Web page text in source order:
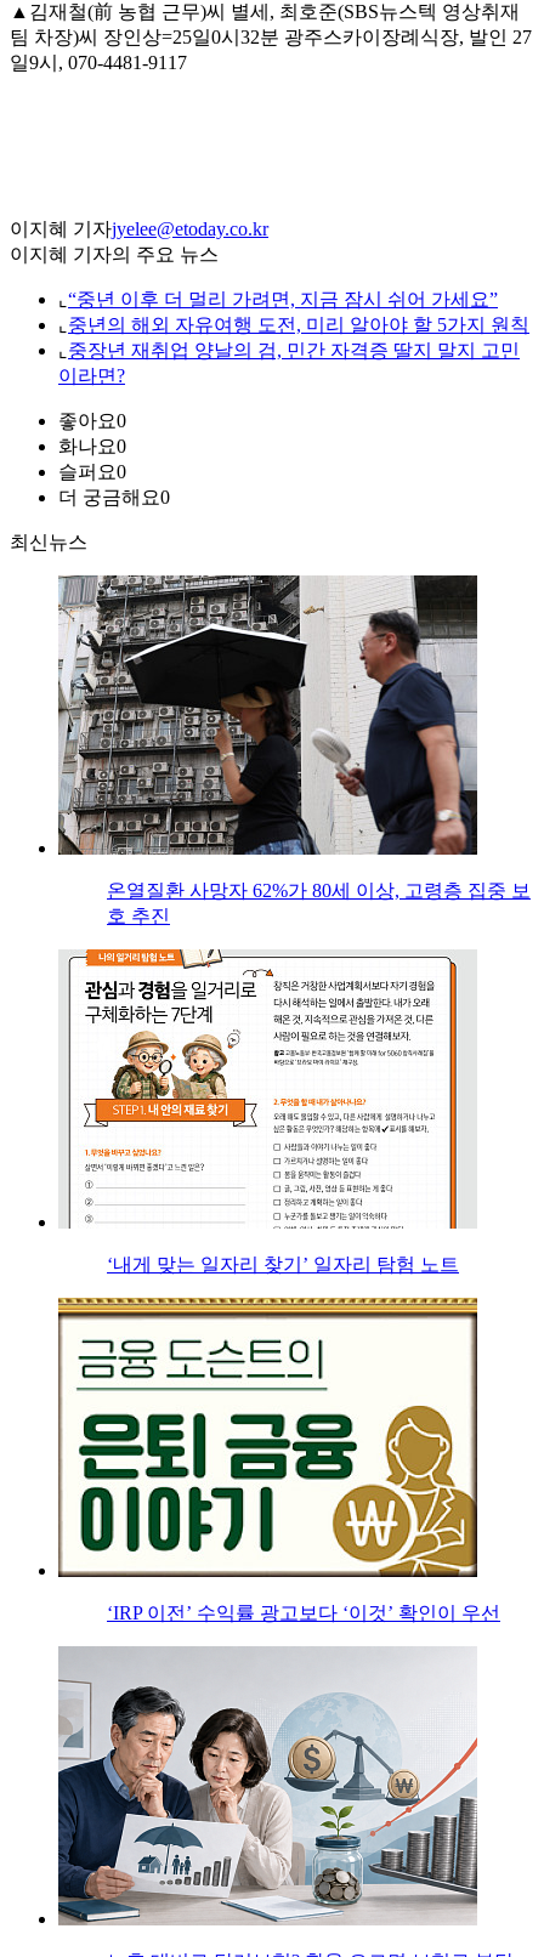
▲김재철(前 농협 근무)씨 별세, 최호준(SBS뉴스텍 영상취재
팀 차장)씨 장인상=25일0시32분 광주스카이장례식장, 발인 27
일9시, 070-4481-9117
이지혜 기자jyelee@etoday.co.kr
이지혜 기자의 주요 뉴스
⌞ “중년 이후 더 멀리 가려면, 지금 잠시 쉬어 가세요”
⌞ 중년의 해외 자유여행 도전, 미리 알아야 할 5가지 원칙
⌞ 중장년 재취업 양날의 검, 민간 자격증 딸지 말지 고민
이라면?
좋아요0
화나요0
슬퍼요0
더 궁금해요0
최신뉴스
온열질환 사망자 62%가 80세 이상, 고령층 집중 보
호 추진
‘내게 맞는 일자리 찾기’ 일자리 탐험 노트
‘IRP 이전’ 수익률 광고보다 ‘이것’ 확인이 우선